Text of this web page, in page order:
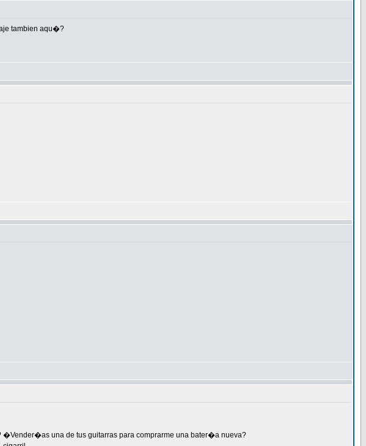
tambien aqu�?
una de tus guitarras para comprarme una bater�a nueva?